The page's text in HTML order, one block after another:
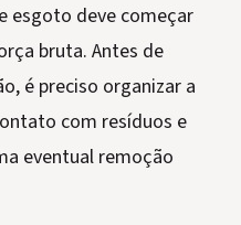
esgoto deve começar
bruta. Antes de
é preciso organizar a
com resíduos e
eventual remoção